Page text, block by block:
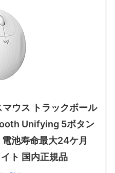
ウス トラックボール
Unifying 5ボタン
池寿命最大24ケ月
ト 国内正規品